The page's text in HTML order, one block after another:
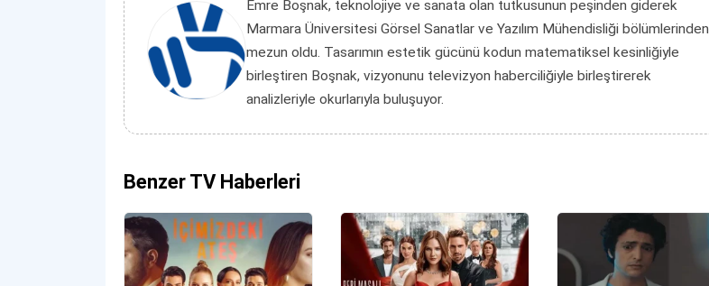
Emre Boşnak, teknolojiye ve sanata olan tutkusunun peşinden giderek
Marmara Üniversitesi Görsel Sanatlar ve Yazılım Mühendisliği bölümlerinden
mezun oldu. Tasarımın estetik gücünü kodun matematiksel kesinliğiyle
birleştiren Boşnak, vizyonunu televizyon haberciliğiyle birleştirerek
analizleriyle okurlarıyla buluşuyor.
Benzer TV Haberleri